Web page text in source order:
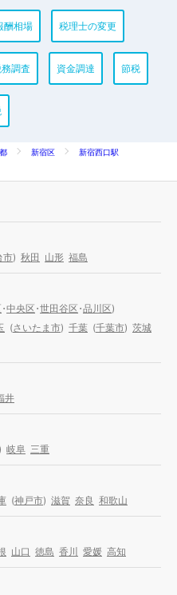
酬相場 税理士の変更
調査 資金調達 節税
新宿区
新宿西口駅
市) 秋田 山形 福島
・中央区・世田谷区・品川区)
(さいたま市) 千葉 (千葉市) 茨城
井
) 岐阜 三重
(神戸市) 滋賀 奈良 和歌山
山口 徳島 香川 愛媛 高知